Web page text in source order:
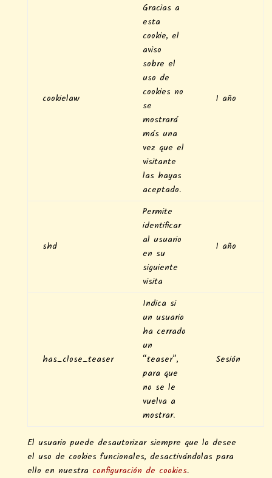
cookielaw
Gracias a
esta
cookie, el
aviso
sobre el
uso de
cookies no
se
mostrará
más una
vez que el
visitante
las hayas
aceptado.
1 año
shd
Permite
identificar
al usuario
en su
siguiente
visita
1 año
has_close_teaser
Indica si
un usuario
ha cerrado
un
“teaser”,
para que
no se le
vuelva a
mostrar.
Sesión
El usuario puede desautorizar siempre que lo desee
el uso de cookies funcionales, desactivándolas para
ello en nuestra configuración de cookies.